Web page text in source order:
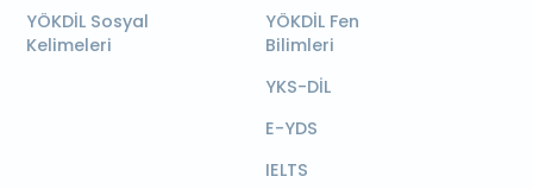
YÖKDİL Sosyal
Kelimeleri
YÖKDİL Fen
Bilimleri
YKS-DİL
E-YDS
IELTS